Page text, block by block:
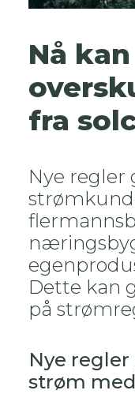
Nå
fra
Nye regler
Dette kan
på
Nye
strøm